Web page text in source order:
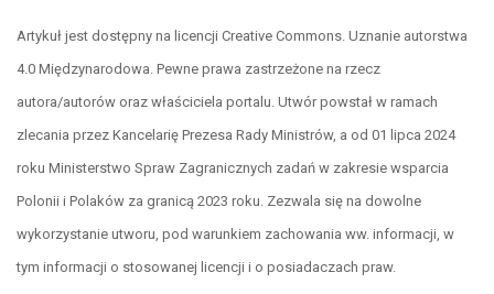
Artykuł jest dostępny na licencji Creative Commons. Uznanie autorstwa
4.0 Międzynarodowa. Pewne prawa zastrzeżone na rzecz
autora/autorów oraz właściciela portalu. Utwór powstał w ramach
zlecania przez Kancelarię Prezesa Rady Ministrów, a od 01 lipca 2024
roku Ministerstwo Spraw Zagranicznych zadań w zakresie wsparcia
Polonii i Polaków za granicą 2023 roku. Zezwala się na dowolne
wykorzystanie utworu, pod warunkiem zachowania ww. informacji, w
tym informacji o stosowanej licencji i o posiadaczach praw.